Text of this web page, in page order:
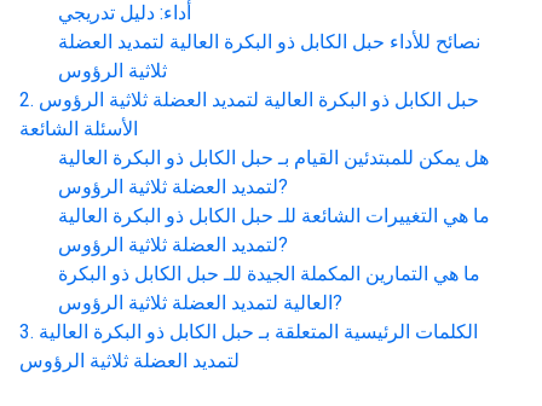
أداء: دليل تدريجي
نصائح للأداء حبل الكابل ذو البكرة العالية لتمديد العضلة
ثلاثية الرؤوس
حبل الكابل ذو البكرة العالية لتمديد العضلة ثلاثية الرؤوس
الأسئلة الشائعة
هل يمكن للمبتدئين القيام بـ حبل الكابل ذو البكرة العالية
لتمديد العضلة ثلاثية الرؤوس?
ما هي التغييرات الشائعة للـ حبل الكابل ذو البكرة العالية
لتمديد العضلة ثلاثية الرؤوس?
ما هي التمارين المكملة الجيدة للـ حبل الكابل ذو البكرة
العالية لتمديد العضلة ثلاثية الرؤوس?
الكلمات الرئيسية المتعلقة بـ حبل الكابل ذو البكرة العالية
لتمديد العضلة ثلاثية الرؤوس